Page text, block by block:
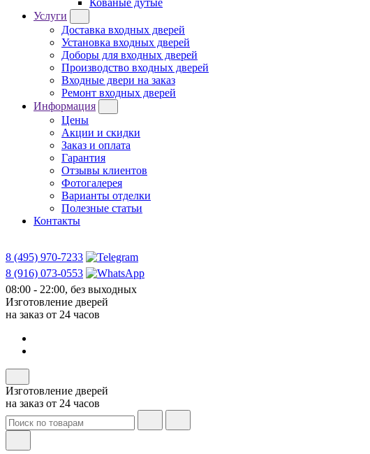
Кованые дутые
Услуги
Доставка входных дверей
Установка входных дверей
Доборы для входных дверей
Производство входных дверей
Входные двери на заказ
Ремонт входных дверей
Информация
Цены
Акции и скидки
Заказ и оплата
Гарантия
Отзывы клиентов
Фотогалерея
Варианты отделки
Полезные статьи
Контакты
8 (495) 970-7233
8 (916) 073-0553
08:00 - 22:00, без выходных
Изготовление дверей
на заказ от 24 часов
Изготовление дверей
на заказ от 24 часов